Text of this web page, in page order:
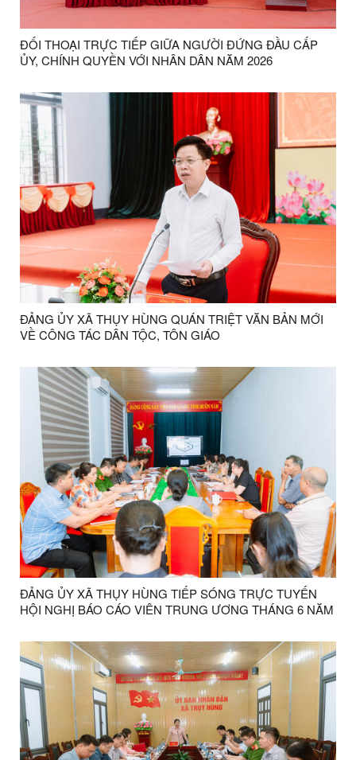
ĐỐI THOẠI TRỰC TIẾP GIỮA NGƯỜI ĐỨNG ĐẦU CẤP
ỦY, CHÍNH QUYỀN VỚI NHÂN DÂN NĂM 2026
ĐẢNG ỦY XÃ THỤY HÙNG QUÁN TRIỆT VĂN BẢN MỚI
VỀ CÔNG TÁC DÂN TỘC, TÔN GIÁO
ĐẢNG ỦY XÃ THỤY HÙNG TIẾP SÓNG TRỰC TUYẾN
HỘI NGHỊ BÁO CÁO VIÊN TRUNG ƯƠNG THÁNG 6 NĂM